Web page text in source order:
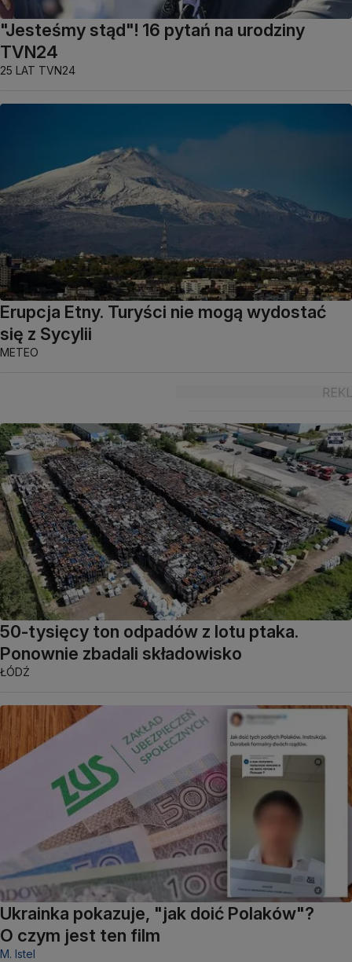
"Jesteśmy stąd"! 16 pytań na urodziny
TVN24
25 LAT TVN24
Erupcja Etny. Turyści nie mogą wydostać
się z Sycylii
METEO
50-tysięcy ton odpadów z lotu ptaka.
Ponownie zbadali składowisko
ŁÓDŹ
Ukrainka pokazuje, "jak doić Polaków"?
O czym jest ten film
M. Istel